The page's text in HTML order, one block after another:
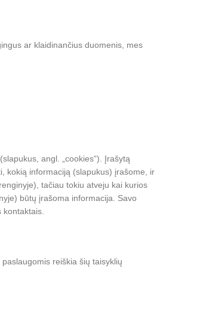
ar klaidinančius duomenis, mes
angl. „cookies“). Įrašytą
kokią informaciją (slapukus) įrašome, ir
tačiau tokiu atveju kai kurios
būtų įrašoma informacija. Savo
reiškia šių taisyklių